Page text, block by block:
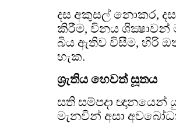
දස අකුසල් නොකර,
කිරීම, විනය ශික්‍ෂාවන්
බිය ඇතිව විසීම, හිරි
හැක.
ශ්‍රැතිය හෙවත් සූතය
සති සම්පදා
මැනවින් අසා